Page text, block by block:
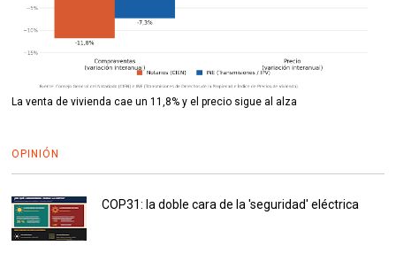
La venta de vivienda cae un 11,8% y el precio sigue al alza
OPINIÓN
COP31: la doble cara de la 'seguridad' eléctrica